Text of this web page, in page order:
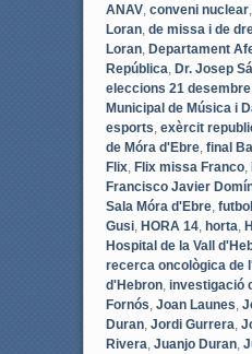
ANAV, conveni nuclear,
Loran, de missa i de
Loran, Departament
República, Dr. Josep
eleccions 21 desembre
Municipal de Música i
esports, exèrcit
de Móra d'Ebre, final
Flix, Flix missa Franco,
Francisco Javier
Sala Móra d'Ebre,
Gusi, HORA 14, horta,
Hospital de la Vall
recerca oncològica de
d'Hebron, investigació
Fornós, Joan Launes,
Duran, Jordi Gurrera,
Rivera, Juanjo Duran,